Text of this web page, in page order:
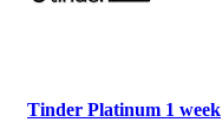
Tinder Platinum 1 week